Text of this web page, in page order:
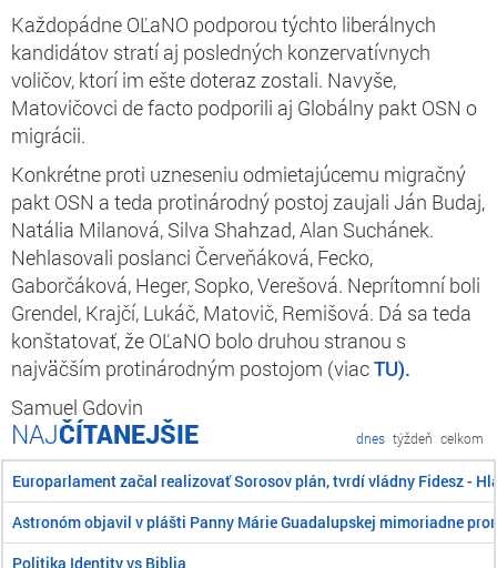
Každopádne OĽaNO podporou týchto liberálnych
kandidátov stratí aj posledných konzervatívnych
voličov, ktorí im ešte doteraz zostali. Navyše,
Matovičovci de facto podporili aj Globálny pakt OSN o
migrácii.
Konkrétne proti uzneseniu odmietajúcemu migračný
pakt OSN a teda protinárodný postoj zaujali Ján Budaj,
Natália Milanová, Silva Shahzad, Alan Suchánek.
Nehlasovali poslanci Červeňáková, Fecko,
Gaborčáková, Heger, Sopko, Verešová. Neprítomní boli
Grendel, Krajčí, Lukáč, Matovič, Remišová. Dá sa teda
konštatovať, že OĽaNO bolo druhou stranou s
najväčším protinárodným postojom (viacTU).
Samuel Gdovin
ČÍTANEJŠIE dnes týždeň celkom
Europarlament začal realizovať Sorosov plán, tvrdí vládny Fidesz -
Astronóm objavil v plášti Panny Márie Guadalupskej mimoriadne
Politika Identity vs Biblia